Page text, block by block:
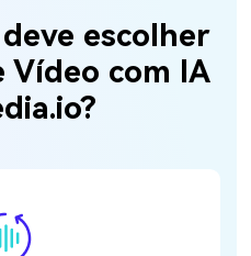
escolher
Vídeo com IA